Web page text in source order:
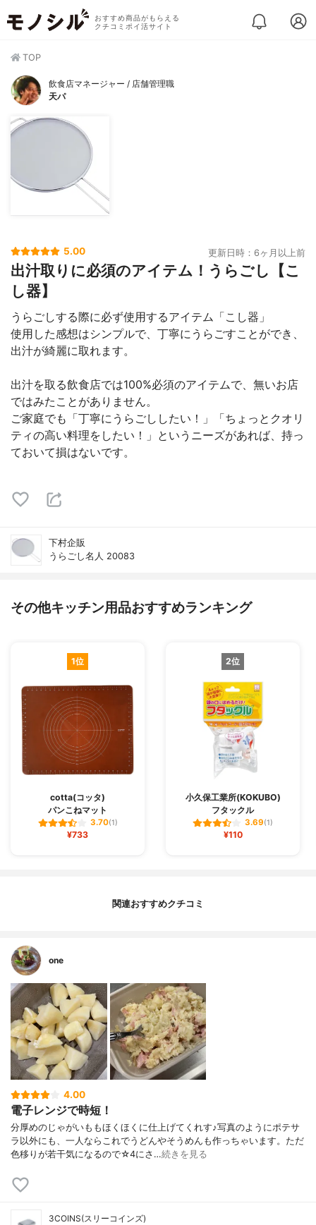
おすすめ商品がもらえる
クチコミポイ活サイト
TOP
飲食店マネージャー / 店舗管理職
天パ
5.00 更新日時：6ヶ月以上前
出汁取りに必須のアイテム！うらごし【こ
し器】
うらごしする際に必ず使用するアイテム「こし器」
使用した感想はシンプルで、丁寧にうらごすことができ、
出汁が綺麗に取れます。
出汁を取る飲食店では100%必須のアイテムで、無いお店
ではみたことがありません。
ご家庭でも「丁寧にうらごししたい！」「ちょっとクオリ
ティの高い料理をしたい！」というニーズがあれば、持っ
ておいて損はないです。
下村企販
うらごし名人 20083
その他キッチン用品おすすめランキング
1位
cotta(コッタ)
パンこねマット
3.70(1)
¥733
2位
小久保工業所(KOKUBO)
フタックル
3.69(1)
¥110
関連おすすめクチコミ
one
4.00
電子レンジで時短！
分厚めのじゃがいももほくほくに仕上げてくれす♪写真のようにポテサ
ラ以外にも、一人ならこれでうどんやそうめんも作っちゃいます。ただ
色移りが若干気になるので☆4にさ…続きを見る
3COINS(スリーコインズ)